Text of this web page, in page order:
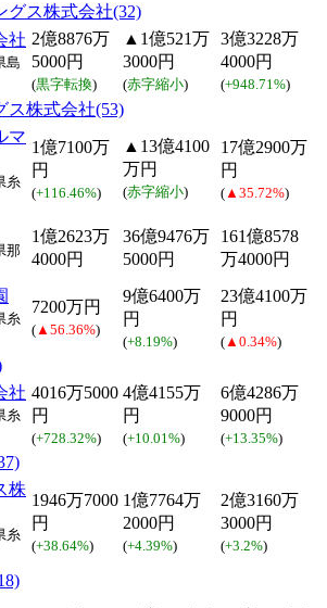
グス株式会社(32)
社
島
2億8876万
5000円
(黒字転換)
▲1億521万
3000円
(赤字縮小)
3億3228万
4000円
(+948.71%)
ス株式会社(53)
マ
糸
1億7100万
円
(+116.46%)
▲13億4100
万円
(赤字縮小)
17億2900万
円
( ▲35.72%)
那
1億2623万
4000円
36億9476万
5000円
161億8578
万4000円
糸
7200万円
( ▲56.36%)
9億6400万
円
(+8.19%)
23億4100万
円
( ▲0.34%)
社
糸
4016万5000
円
(+728.32%)
4億4155万
円
(+10.01%)
6億4286万
9000円
(+13.35%)
株
糸
1946万7000
円
(+38.64%)
1億7764万
2000円
(+4.39%)
2億3160万
3000円
(+3.2%)